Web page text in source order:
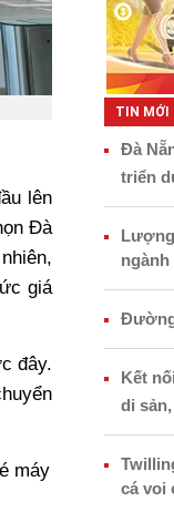
lên
Đà
giá
đây.
máy
TIN MỚI
Đà
triển
ngành
Kết
di
cá voi